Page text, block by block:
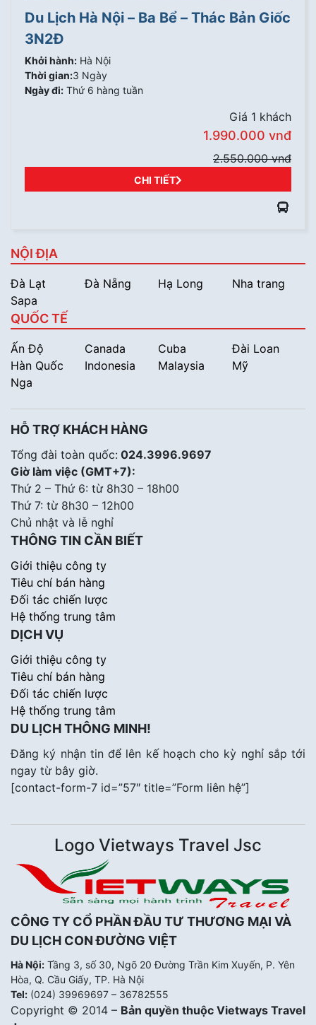
Du Lịch Hà Nội – Ba Bể – Thác Bản Giốc
3N2Đ
Khởi hành: Hà Nội
Thời gian:3 Ngày
Ngày đi: Thứ 6 hàng tuần
Giá 1 khách
1.990.000 vnđ
2.550.000 vnđ
CHI TIẾT
NỘI ĐỊA
Đà Lạt Đà Nẵng Hạ Long
Nha trang
Sapa
QUỐC TẾ
Ấn Độ Canada Cuba
Đài Loan
Hàn Quốc
Indonesia Malaysia
Mỹ
Nga
HỖ TRỢ KHÁCH HÀNG
Tổng đài toàn quốc: 024.3996.9697
Giờ làm việc (GMT+7):
Thứ 2 – Thứ 6: từ 8h30 – 18h00
Thứ 7: từ 8h30 – 12h00
Chủ nhật và lễ nghỉ
THÔNG TIN CẦN BIẾT
Giới thiệu công ty
Tiêu chí bán hàng
Đối tác chiến lược
Hệ thống trung tâm
DỊCH VỤ
Giới thiệu công ty
Tiêu chí bán hàng
Đối tác chiến lược
Hệ thống trung tâm
DU LỊCH THÔNG MINH!
Đăng ký nhận tin để lên kế hoạch cho kỳ nghỉ sắp tới
ngay từ bây giờ.
[contact-form-7 id=”57″ title=”Form liên hệ”]
Logo Vietways Travel Jsc
CÔNG TY CỔ PHẦN ĐẦU TƯ THƯƠNG MẠI VÀ
DU LỊCH CON ĐƯỜNG VIỆT
Hà Nội: Tầng 3, số 30, Ngõ 20 Đường Trần Kim Xuyến, P. Yên
Hòa, Q. Cầu Giấy, TP. Hà Nội
Tel: (024) 39969697 – 36782555
Copyright © 2014 – Bản quyền thuộc Vietways Travel